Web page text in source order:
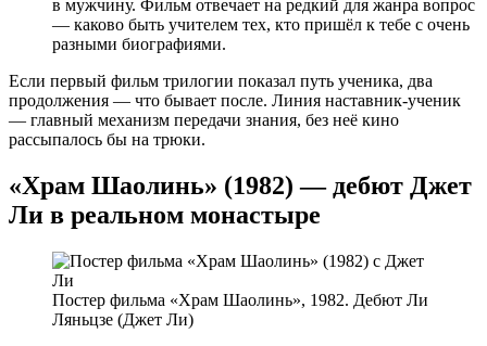
в мужчину. Фильм отвечает на редкий для жанра вопрос
— каково быть учителем тех, кто пришёл к тебе с очень
разными биографиями.
Если первый фильм трилогии показал путь ученика, два
продолжения — что бывает после. Линия наставник-ученик
— главный механизм передачи знания, без неё кино
рассыпалось бы на трюки.
«Храм Шаолинь» (1982) — дебют Джет
Ли в реальном монастыре
Постер фильма «Храм Шаолинь», 1982. Дебют Ли
Ляньцзе (Джет Ли)